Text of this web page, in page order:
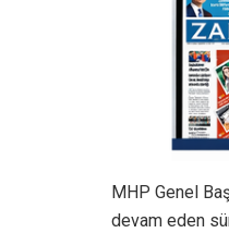
MHP Genel
devam eden